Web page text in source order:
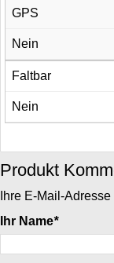
GPS
Nein
Faltbar
Nein
Produkt
Ihre E-Mail-
Ihr Name*